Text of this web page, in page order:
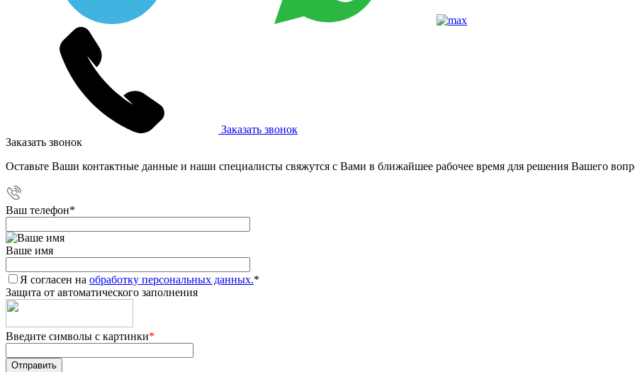
Заказать звонок
Заказать звонок
Оставьте Ваши контактные данные и наши специалисты свяжутся с Вами в ближайшее рабочее время для решения Вашего
Ваш телефон*
Ваше имя
Я согласен на обработку персональных данных.*
Защита от автоматического заполнения
Введите символы с картинки*